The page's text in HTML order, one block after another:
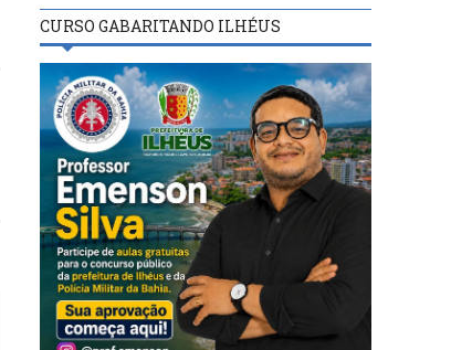
CURSO GABARITANDO ILHÉUS